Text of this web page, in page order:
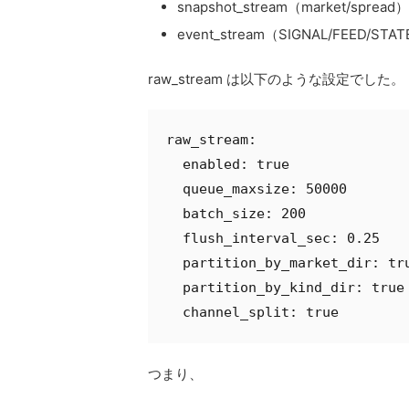
snapshot_stream（market/spread）
event_stream（SIGNAL/FEED/STATE
raw_stream は以下のような設定でした。
raw_stream:
  enabled: true
  queue_maxsize: 50000
  batch_size: 200
  flush_interval_sec: 0.25
partition_by_market_dir:
  partition_by_kind_dir: true
  channel_split: true
つまり、